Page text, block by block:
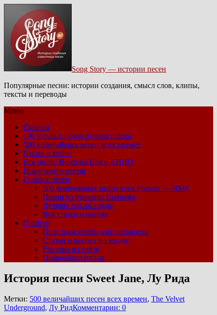
Song Story — истории песен
Популярные песни: истории создания, смысл слов, клипы,
тексты и переводы
Меню
Главная
100 лучших песен русского рока
500 величайших песен всех времен
Песни о войне
Все песни Виктора Цоя и КИНО
Новогодние песни
Списки песен
500 величайших песен всех времен — NME
Песни из фильмов Рязанова
Лучшие рок-баллады
Все статьи о песнях
О сайте
Политика конфиденциальности
Статьи о песнях по заказу
Реклама на сайте
Правообладателям
История песни Sweet Jane, Лу Рида
Метки: 500 величайших песен всех времен, The Velvet
Underground, Лу РидКомментарии: 0